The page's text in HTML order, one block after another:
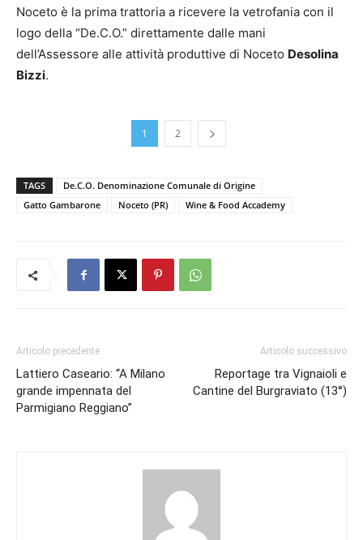
Noceto è la prima trattoria a ricevere la vetrofania con il
logo della “De.C.O.” direttamente dalle mani
dell’Assessore alle attività produttive di Noceto Desolina
Bizzi.
1 2
TAGS
De.C.O. Denominazione Comunale di Origine
Gatto Gambarone
Noceto (PR) Wine & Food Accademy
Articolo precedente
Lattiero Caseario: “A Milano
grande impennata del
Parmigiano Reggiano”
Articolo successivo
Reportage tra Vignaioli e
Cantine del Burgraviato (13°)